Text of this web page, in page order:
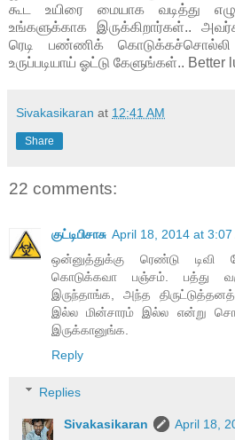
கூட உயிரை மையாக வடித்து
உங்களுக்காக இருக்கிறார்கள்..
ரெடி பண்ணிக் கொடுக்கச்சொல்லி
உருப்படியாய் ஓட்டு கேளுங்கள்.. Better
Sivakasikaran at 12:41 AM
Share
22 comments:
குட்டிபிசாசு April 18, 2014 at 3:07
ஒன்னுத்துக்கு ரெண்டு டிவி
கொடுக்கவா பஞ்சம். பத்து
இருந்தாங்க, அந்த
இல்ல மின்சாரம் இல்ல என்று
இருக்கானுங்க.
Reply
Replies
Sivakasikaran
April 18,